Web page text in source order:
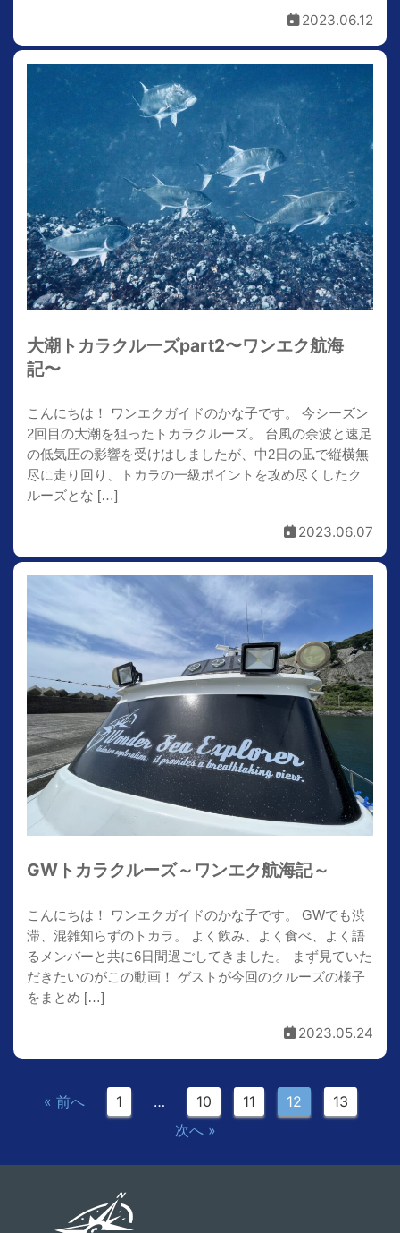
2023.06.12
大潮トカラクルーズpart2〜ワンエク航海
記〜
こんにちは！ ワンエクガイドのかな子です。 今シーズン
2回目の大潮を狙ったトカラクルーズ。 台風の余波と速足
の低気圧の影響を受けはしましたが、中2日の凪で縦横無
尽に走り回り、トカラの一級ポイントを攻め尽くしたク
ルーズとな […]
2023.06.07
GWトカラクルーズ～ワンエク航海記～
こんにちは！ ワンエクガイドのかな子です。 GWでも渋
滞、混雑知らずのトカラ。 よく飲み、よく食べ、よく語
るメンバーと共に6日間過ごしてきました。 まず見ていた
だきたいのがこの動画！ ゲストが今回のクルーズの様子
をまとめ […]
2023.05.24
« 前へ 1 … 10 11 12
13
次へ »